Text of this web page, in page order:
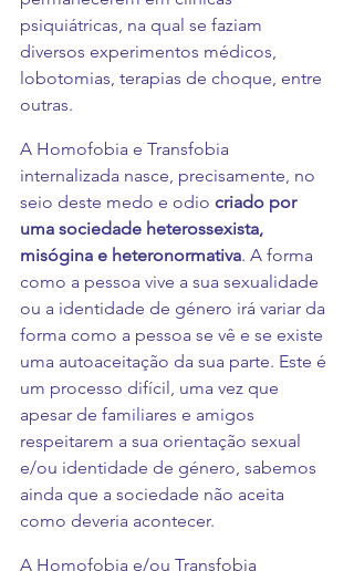
psiquiátricas, na qual se faziam
diversos experimentos médicos,
lobotomias, terapias de choque, entre
outras.
A Homofobia e Transfobia
internalizada nasce, precisamente, no
seio deste medo e odio criado por
uma sociedade heterossexista,
misógina e heteronormativa. A forma
como a pessoa vive a sua sexualidade
ou a identidade de género irá variar da
forma como a pessoa se vê e se existe
uma autoaceitação da sua parte. Este é
um processo difícil, uma vez que
apesar de familiares e amigos
respeitarem a sua orientação sexual
e/ou identidade de género, sabemos
ainda que a sociedade não aceita
como deveria acontecer.
A Homofobia e/ou Transfobia